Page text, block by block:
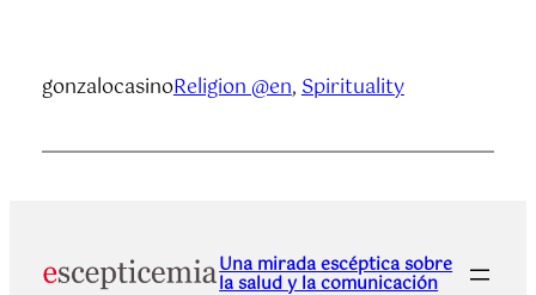
gonzalocasinoReligion @en, Spirituality
Una mirada escéptica sobre
la salud y la comunicación